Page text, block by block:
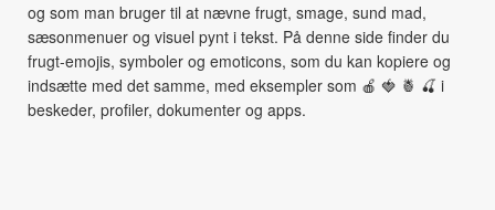
og som man bruger til at nævne frugt, smage, sund mad,
sæsonmenuer og visuel pynt i tekst. På denne side finder du
frugt-emojis, symboler og emoticons, som du kan kopiere og
indsætte med det samme, med eksempler som 🍎 🍓 🍍 🍒 i
beskeder, profiler, dokumenter og apps.